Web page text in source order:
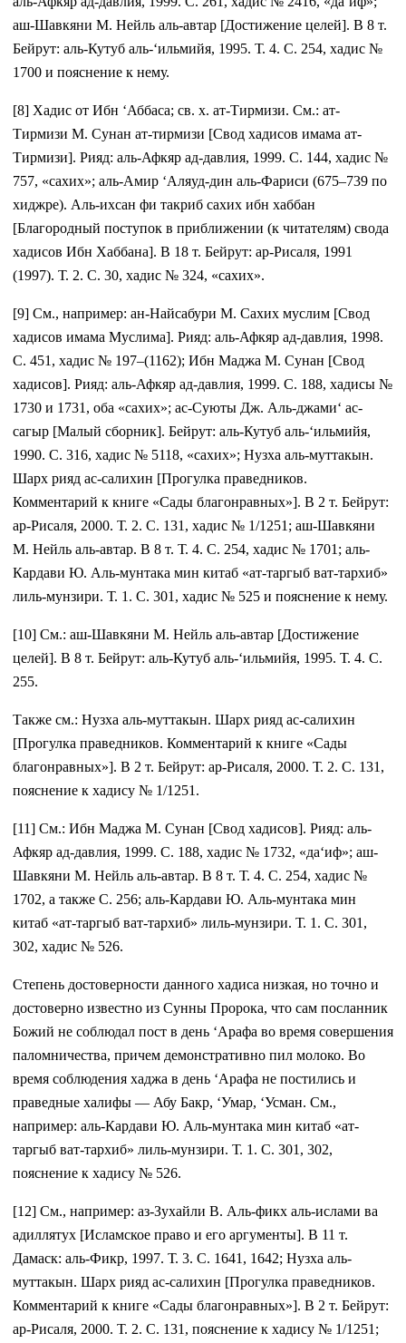
аш-Шавкяни М. Нейль аль-автар [Достижение целей]. В 8 т.
Бейрут: аль-Кутуб аль-‘ильмийя, 1995. Т. 4. С. 254, хадис №
1700 и пояснение к нему.
[8] Хадис от Ибн ‘Аббаса; св. х. ат-Тирмизи. См.: ат-
Тирмизи М. Сунан ат-тирмизи [Свод хадисов имама ат-
Тирмизи]. Рияд: аль-Афкяр ад-давлия, 1999. С. 144, хадис №
757, «сахих»; аль-Амир ‘Аляуд-дин аль-Фариси (675–739 по
хиджре). Аль-ихсан фи такриб сахих ибн хаббан
[Благородный поступок в приближении (к читателям) свода
хадисов Ибн Хаббана]. В 18 т. Бейрут: ар-Рисаля, 1991
(1997). Т. 2. С. 30, хадис № 324, «сахих».
[9] См., например: ан-Найсабури М. Сахих муслим [Свод
хадисов имама Муслима]. Рияд: аль-Афкяр ад-давлия, 1998.
С. 451, хадис № 197–(1162); Ибн Маджа М. Сунан [Свод
хадисов]. Рияд: аль-Афкяр ад-давлия, 1999. С. 188, хадисы №
1730 и 1731, оба «сахих»; ас-Суюты Дж. Аль-джами‘ ас-
сагыр [Малый сборник]. Бейрут: аль-Кутуб аль-‘ильмийя,
1990. С. 316, хадис № 5118, «сахих»; Нузха аль-муттакын.
Шарх рияд ас-салихин [Прогулка праведников.
Комментарий к книге «Сады благонравных»]. В 2 т. Бейрут:
ар-Рисаля, 2000. Т. 2. С. 131, хадис № 1/1251; аш-Шавкяни
М. Нейль аль-автар. В 8 т. Т. 4. С. 254, хадис № 1701; аль-
Кардави Ю. Аль-мунтака мин китаб «ат-таргыб ват-тархиб»
лиль-мунзири. Т. 1. С. 301, хадис № 525 и пояснение к нему.
[10] См.: аш-Шавкяни М. Нейль аль-автар [Достижение
целей]. В 8 т. Бейрут: аль-Кутуб аль-‘ильмийя, 1995. Т. 4. С.
255.
Также см.: Нузха аль-муттакын. Шарх рияд ас-салихин
[Прогулка праведников. Комментарий к книге «Сады
благонравных»]. В 2 т. Бейрут: ар-Рисаля, 2000. Т. 2. С. 131,
пояснение к хадису № 1/1251.
[11] См.: Ибн Маджа М. Сунан [Свод хадисов]. Рияд: аль-
Афкяр ад-давлия, 1999. С. 188, хадис № 1732, «да‘иф»; аш-
Шавкяни М. Нейль аль-автар. В 8 т. Т. 4. С. 254, хадис №
1702, а также С. 256; аль-Кардави Ю. Аль-мунтака мин
китаб «ат-таргыб ват-тархиб» лиль-мунзири. Т. 1. С. 301,
302, хадис № 526.
Степень достоверности данного хадиса низкая, но точно и
достоверно известно из Сунны Пророка, что сам посланник
Божий не соблюдал пост в день ‘Арафа во время совершения
паломничества, причем демонстративно пил молоко. Во
время соблюдения хаджа в день ‘Арафа не постились и
праведные халифы — Абу Бакр, ‘Умар, ‘Усман. См.,
например: аль-Кардави Ю. Аль-мунтака мин китаб «ат-
таргыб ват-тархиб» лиль-мунзири. Т. 1. С. 301, 302,
пояснение к хадису № 526.
[12] См., например: аз-Зухайли В. Аль-фикх аль-ислами ва
адиллятух [Исламское право и его аргументы]. В 11 т.
Дамаск: аль-Фикр, 1997. Т. 3. С. 1641, 1642; Нузха аль-
муттакын. Шарх рияд ас-салихин [Прогулка праведников.
Комментарий к книге «Сады благонравных»]. В 2 т. Бейрут:
ар-Рисаля, 2000. Т. 2. С. 131, пояснение к хадису № 1/1251;